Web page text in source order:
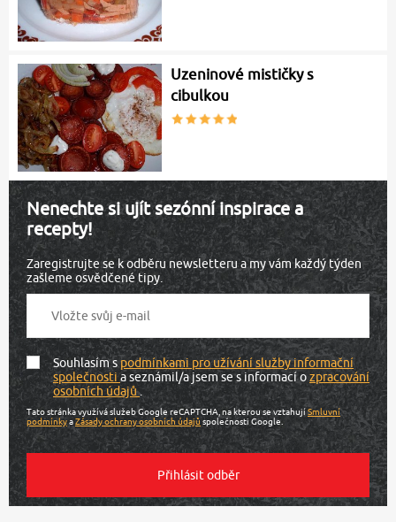
Uzeninové mističky s
cibulkou
Nenechte si ujít sezónní inspirace a
recepty!
Zaregistrujte se k odběru newsletteru a my vám každý týden
zašleme osvědčené tipy.
Souhlasím spodmínkami pro užívání služby informační
společnostia seznámil/a jsem se s informací ozpracování
osobních údajů.
Tato stránka využívá služeb Google reCAPTCHA, na kterou se vztahujíSmluvní
podmínkyaZásady ochrany osobních údajů společnosti Google.